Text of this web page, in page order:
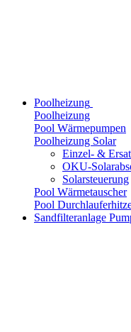
Poolheizung
Poolheizung
Pool Wärmepumpen
Poolheizung Solar
Einzel- &
OKU-
Solarsteuerung
Pool Wärmetauscher
Pool
Sandfilteranlage